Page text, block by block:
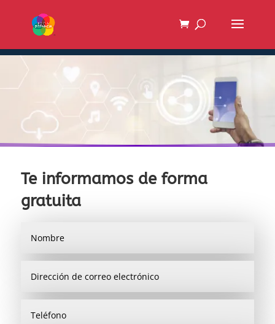
Te informamos de forma
gratuita